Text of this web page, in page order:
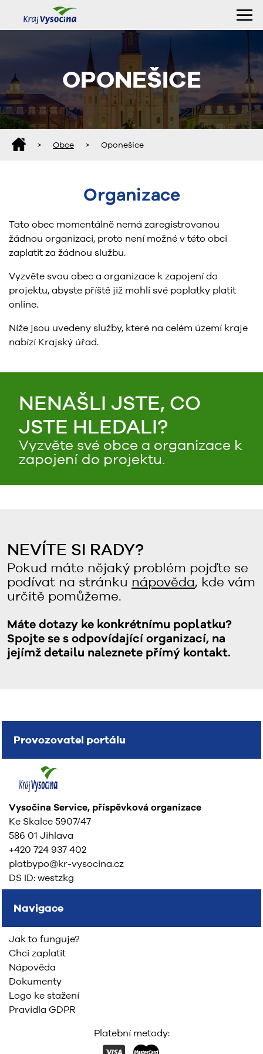
OPONEŠICE
> Obce > Oponešice
Organizace
Tato obec momentálně nemá zaregistrovanou
žádnou organizaci, proto není možné v této obci
zaplatit za žádnou službu.
Vyzvěte svou obec a organizace k zapojení do
projektu, abyste příště již mohli své poplatky platit
online.
Níže jsou uvedeny služby, které na celém území kraje
nabízí Krajský úřad.
NENAŠLI JSTE, CO
JSTE HLEDALI?
Vyzvěte své obce a organizace k
zapojení do projektu.
NEVÍTE SI RADY?
Pokud máte nějaký problém pojďte se
podívat na stránku nápověda, kde vám
určitě pomůžeme.
Máte dotazy ke konkrétnímu poplatku?
Spojte se s odpovídající organizací, na
jejímž detailu naleznete přímý kontakt.
Provozovatel portálu
Vysočina Service, příspěvková organizace
Ke Skalce 5907/47
586 01 Jihlava
+420 724 937 402
platbypo@kr-vysocina.cz
DS ID: westzkg
Navigace
Jak to funguje?
Chci zaplatit
Nápověda
Dokumenty
Logo ke stažení
Pravidla GDPR
Platební metody: